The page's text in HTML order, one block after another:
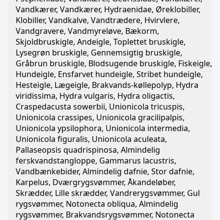
Vandkærer, Vandkærer, Hydraenidae, Øreklobiller,
Klobiller, Vandkalve, Vandtrædere, Hvirvlere,
Vandgravere, Vandmyreløve, Bækorm,
Skjoldbruskigle, Andeigle, Toplettet bruskigle,
Lysegrøn bruskigle, Gennemsigtig bruskigle,
Gråbrun bruskigle, Blodsugende bruskigle, Fiskeigle,
Hundeigle, Ensfarvet hundeigle, Stribet hundeigle,
Hesteigle, Lægeigle, Brakvands-køllepolyp, Hydra
viridissima, Hydra vulgaris, Hydra oligactis,
Craspedacusta sowerbii, Unionicola tricuspis,
Unionicola crassipes, Unionicola gracilipalpis,
Unionicola ypsilophora, Unionicola intermedia,
Unionicola figuralis, Unionicola aculeata,
Pallaseopsis quadrispinosa, Almindelig
ferskvandstangloppe, Gammarus lacustris,
Vandbænkebider, Almindelig dafnie, Stor dafnie,
Karpelus, Dværgrygsvømmer, Åkandeløber,
Skrædder, Lille skrædder, Vandrerygsvømmer, Gul
rygsvømmer, Notonecta obliqua, Almindelig
rygsvømmer, Brakvandsrygsvømmer, Notonecta